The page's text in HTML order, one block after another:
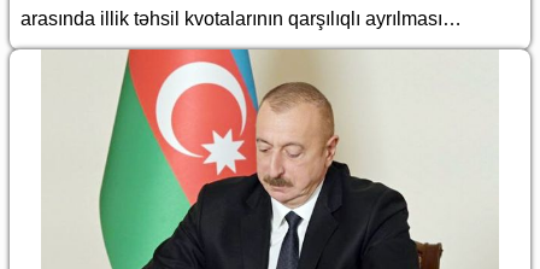
arasında illik təhsil kvotalarının qarşılıqlı ayrılması
haqqında Saziş"in təsdiq edilməsi barədə